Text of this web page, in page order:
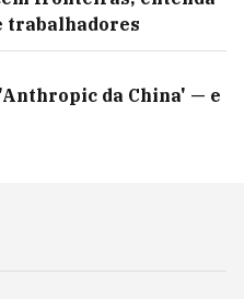
trabalhadores
da China' — e